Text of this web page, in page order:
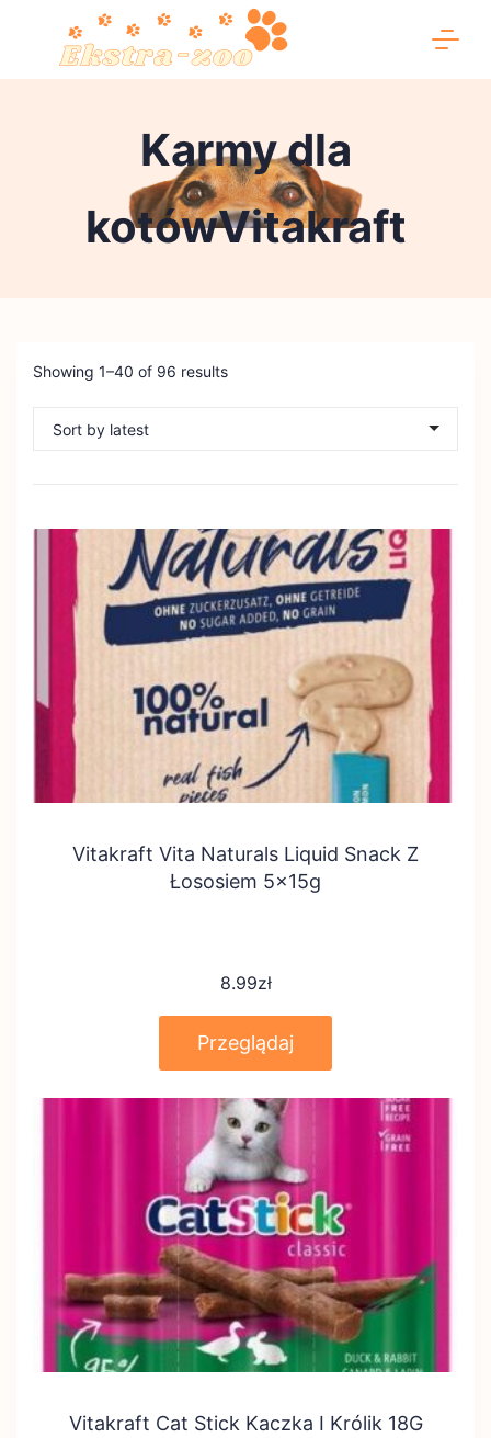
content
Karmy dla
kotówVitakraft
Showing 1–40 of 96 results
Vitakraft Vita Naturals Liquid Snack Z
Łososiem 5x15g
8.99zł
Przeglądaj
Vitakraft Cat Stick Kaczka I Królik 18G